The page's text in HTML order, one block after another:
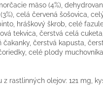
mäso (4%),
celá červená šošovica,
hráškový škrob, celé
tekvica, čerstvá celá
čakanky, čerstvá kapusta,
celé plody
z rastlinných olejov: 121 mg,